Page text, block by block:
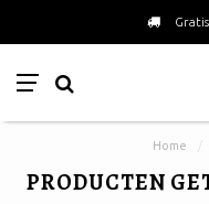
Home
PRODUCTEN